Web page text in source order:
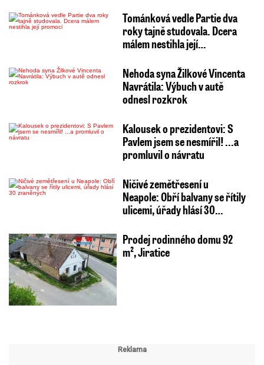
Tománková vedle Partie dva
roky tajně studovala. Dcera
málem nestihla její…
Nehoda syna Žilkové Vincenta
Navrátila: Výbuch v autě
odnesl rozkrok
Kalousek o prezidentovi: S
Pavlem jsem se nesmířil! ...a
promluvil o návratu
Ničivé zemětřesení u
Neapole: Obří balvany se řítily
ulicemi, úřady hlásí 30…
Prodej rodinného domu 92
m², Jiratice